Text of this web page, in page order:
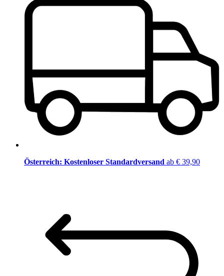
Österreich: Kostenloser Standardversand ab € 39,90